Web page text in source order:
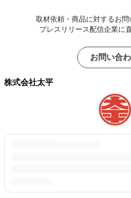
取材依頼・商品に対するお問
プレスリリース配信企業に
お問い合
株式会社太平